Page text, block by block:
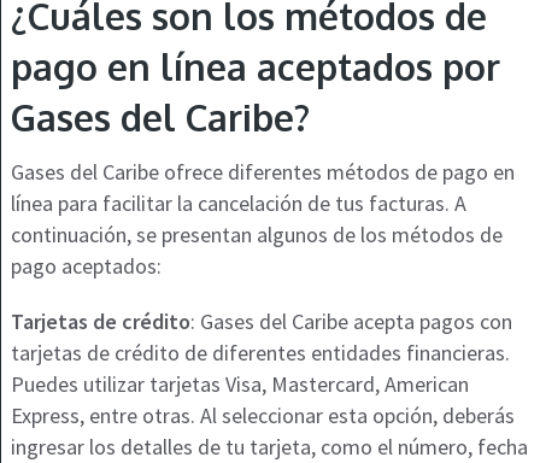
¿Cuáles son los métodos de
pago en línea aceptados por
Gases del Caribe?
Gases del Caribe ofrece diferentes métodos de pago en
línea para facilitar la cancelación de tus facturas. A
continuación, se presentan algunos de los métodos de
pago aceptados:
Tarjetas de crédito: Gases del Caribe acepta pagos con
tarjetas de crédito de diferentes entidades financieras.
Puedes utilizar tarjetas Visa, Mastercard, American
Express, entre otras. Al seleccionar esta opción, deberás
ingresar los detalles de tu tarjeta, como el número, fecha